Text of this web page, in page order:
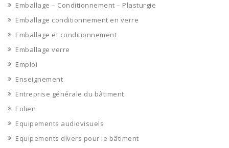
Emballage – Conditionnement – Plasturgie
Emballage conditionnement en verre
Emballage et conditionnement
Emballage verre
Emploi
Enseignement
Entreprise générale du bâtiment
Eolien
Equipements audiovisuels
Equipements divers pour le bâtiment